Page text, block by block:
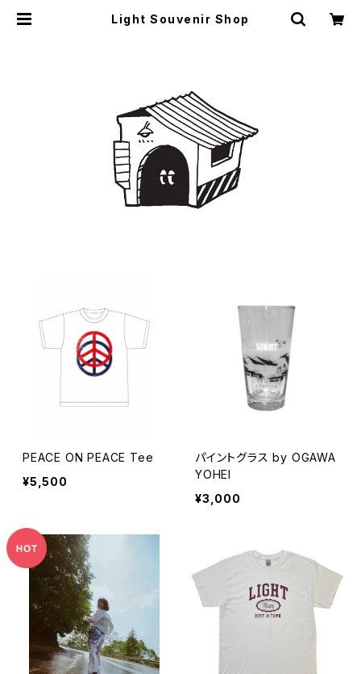
Light Souvenir Shop
PEACE ON PEACE Tee
¥5,500
パイントグラス by OGAWA
YOHEI
¥3,000